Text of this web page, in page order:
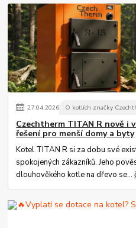
27.04.2026 O kotlích značky
Czechtherm TITAN R nově i
řešení pro menší domy a byty
Kotel TITAN R si za dobu své
spokojených zákazníků. Jeho
dlouhověkého kotle na dřevo se...